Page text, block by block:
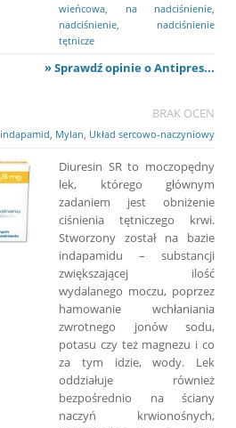
wieńcowa
na nadciśnienie
nadciśnienie
nadciśnienie
tętnicze
» Sprawdź opinie o Antipres...
BRAK OCEN
indapamid Mylan Układ sercowo-naczyniowy
Diuresin SR to moczopędny
lek, którego głównym
zadaniem jest obniżenie
ciśnienia tętniczego krwi.
Stworzony został na bazie
indapamidu – substancji
zwiększającej ilość
wydalanego moczu, poprzez
hamowanie wchłaniania
zwrotnego jonów sodu,
potasu czy też magnezu i co
za tym idzie, wody. Lek
oddziałuje również
bezpośrednio na ściany
naczyń krwionośnych,